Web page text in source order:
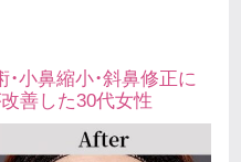
小鼻縮小・斜鼻修正に
善した30代女性